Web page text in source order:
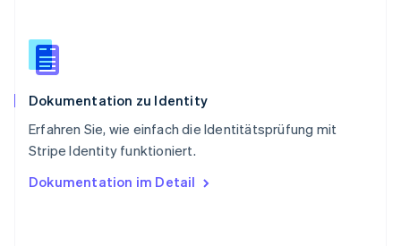
Dokumentation zu Identity
Erfahren Sie, wie einfach die Identitätsprüfung mit
Stripe Identity funktioniert.
Dokumentation im Detail
English
Spanien
Thailand
Tschechische Republik
English
English